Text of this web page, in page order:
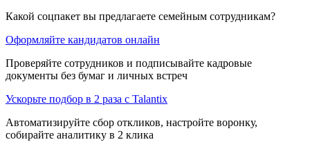
Какой соцпакет вы предлагаете семейным сотрудникам?
Оформляйте кандидатов онлайн
Проверяйте сотрудников и подписывайте кадровые
документы без бумаг и личных встреч
Ускорьте подбор в 2 раза с Talantix
Автоматизируйте сбор откликов, настройте воронку,
собирайте аналитику в 2 клика